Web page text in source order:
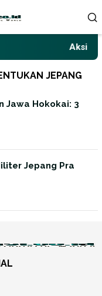
JEPANG
Jawa Hokokai: 3
Jepang Pra